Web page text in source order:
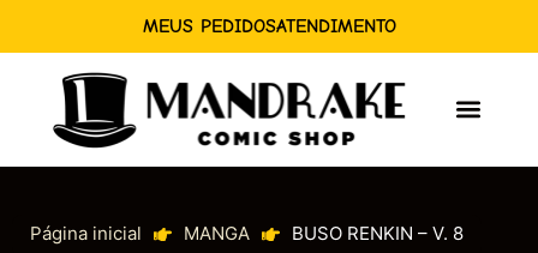
MEUS PEDIDOSATENDIMENTO
Página inicial MANGA BUSO RENKIN – V. 8